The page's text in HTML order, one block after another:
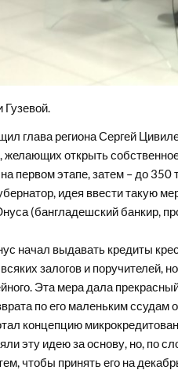
глава региона Сергей
желающих открыть
первом этапе, затем – до 350
идея ввести такую
(бангладешский банкир,
начал выдавать кредиты
залогов и поручителей,
Эта мера дала
по его маленьким
концепцию
эту идею за основу, но, по
чтобы принять его на